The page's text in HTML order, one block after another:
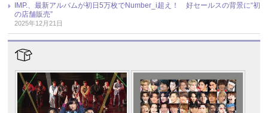
IMP.、最新アルバムが初日5万枚でNumber_i超え！ 好セールスの背景に“初
の店舗販売”
2025年12月21日